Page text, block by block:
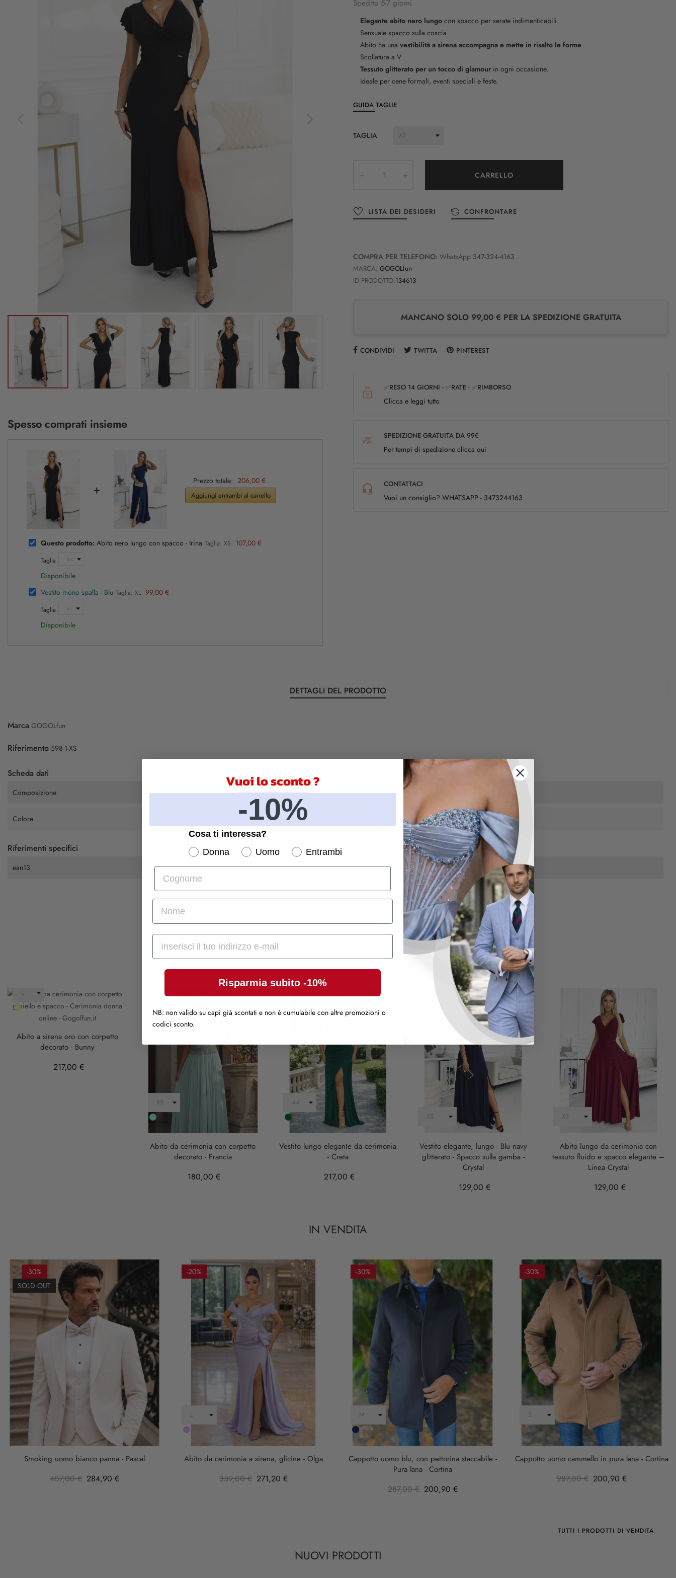
Spesso comprati insieme
+ Prezzo totale: 206,00 €
Aggiungi entrambi al carrello
Questo prodotto: Abito nero lungo con spacco - Irina Taglia: XS 107,00 €
Taglia
Disponibile
Vestito mono spalla - Blu Taglia: XL 99,00 €
Taglia
Disponibile
Spedito 5-7 giorni
Elegante abito nero lungo con spacco per serate indimenticabili.
Sensuale spacco sulla coscia
Abito ha una vestibilità a sirena accompagna e mette in risalto le forme
Scollatura a V
Tessuto glitterato per un tocco di glamour in ogni occasione.
Ideale per cene formali, eventi speciali e feste.
GUIDA TAGLIE
TAGLIA
CARRELLO
LISTA DEI DESIDERI CONFRONTARE
COMPRA PER TELEFONO: WhatsApp 347-324-4163
MARCA: GOGOLfun
ID PRODOTTO:134613
MANCANO SOLO 99,00 € PER LA SPEDIZIONE GRATUITA
CONDIVIDI TWITTA PINTEREST
✅RESO 14 GIORNI - ✅RATE - ✅RIMBORSO
Clicca e leggi tutto
SPEDIZIONE GRATUITA DA 99€
Per tempi di spedizione clicca qui
CONTATTACI
Vuoi un consiglio? WHATSAPP - 3473244163
DETTAGLI DEL PRODOTTO
Marca GOGOLfun
Riferimento 598-1-XS
Scheda dati
Composizione 95% Polyester, 5% Elastan
Colore
Riferimenti specifici
ean13 5903938288548
( 5 altri prodotti nella stessa categoria )
Oro
Abito a sirena oro con corpetto
decorato - Bunny
217,00 €
Verde
Tiffany
Abito da cerimonia con corpetto
decorato - Francia
180,00 €
verde
smeraldo
Vestito lungo elegante da cerimonia
- Creta
217,00 €
Vestito elegante, lungo - Blu navy
glitterato - Spacco sulla gamba -
Crystal
129,00 €
Abito lungo da cerimonia con
tessuto fluido e spacco elegante –
Linea Crystal
129,00 €
IN VENDITA
-30%
SOLD OUT
Smoking uomo bianco panna - Pascal
407,00 € 284,90 €
-20%
LILLA
Abito da cerimonia a sirena, glicine - Olga
339,00 € 271,20 €
-30%
Blu
Scuro
Cappotto uomo blu, con pettorina staccabile -
Pura lana - Cortina
287,00 € 200,90 €
-30%
Cammello
Cappotto uomo cammello in pura lana - Cortina
287,00 € 200,90 €
TUTTI I PRODOTTI DI VENDITA
NUOVI PRODOTTI
Vuoi lo sconto ?
-10%
Cosa ti interessa?
Donna
Uomo
Entrambi
Cognome
nome
Mail
Risparmia subito -10%
NB: non valido su capi già scontati e non è cumulabile con altre promozioni o
codici sconto.